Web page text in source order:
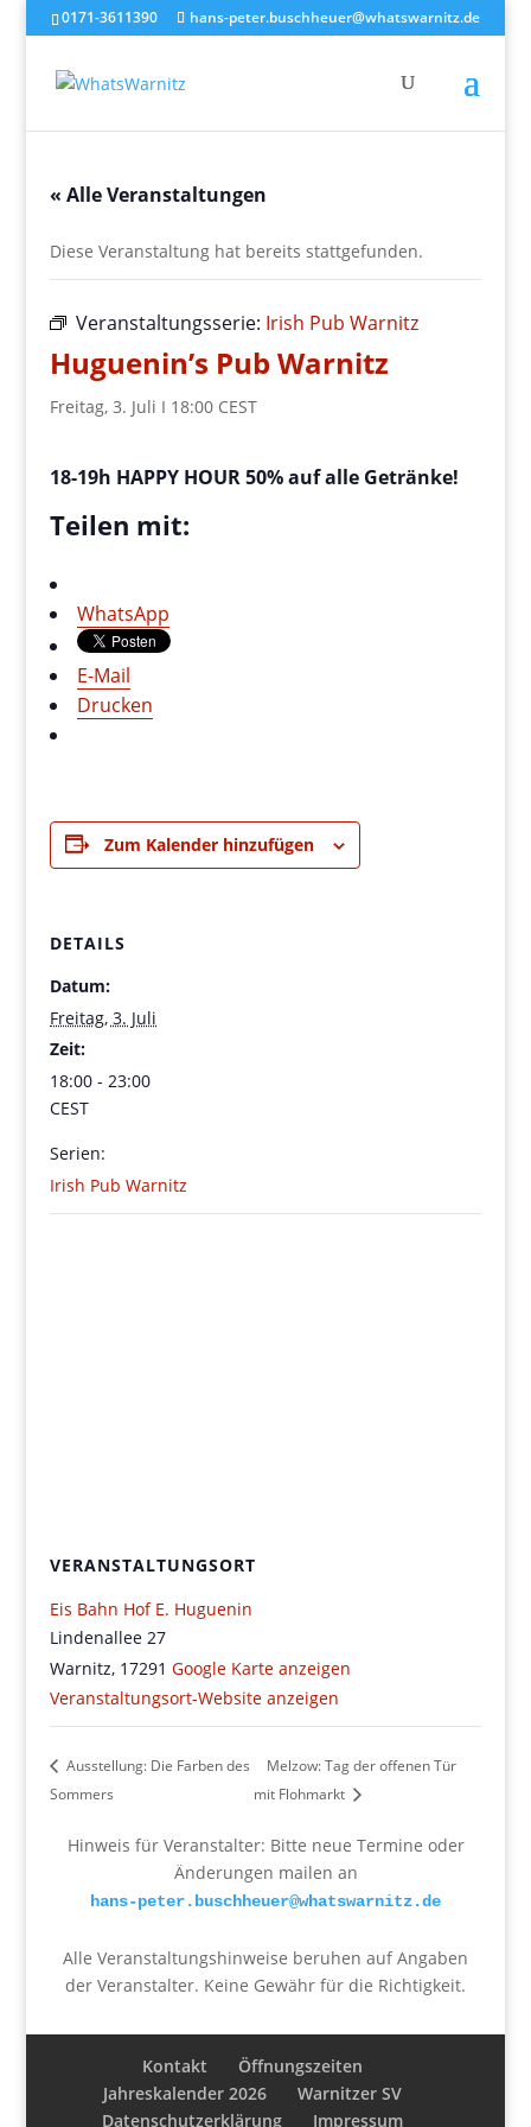
0171-3611390 hans-peter.buschheuer@whatswarnitz.de
« Alle Veranstaltungen
Diese Veranstaltung hat bereits stattgefunden.
Veranstaltungsserie: Irish Pub Warnitz
Huguenin’s Pub Warnitz
Freitag, 3. Juli I 18:00 CEST
18-19h HAPPY HOUR 50% auf alle Getränke!
Teilen mit:
WhatsApp
E-Mail
Drucken
Zum Kalender hinzufügen
DETAILS
Datum:
Freitag, 3. Juli
Zeit:
18:00 - 23:00
CEST
Serien:
Irish Pub Warnitz
VERANSTALTUNGSORT
Eis Bahn Hof E. Huguenin
Lindenallee 27
Warnitz, 17291 Google Karte anzeigen
Veranstaltungsort-Website anzeigen
Ausstellung: Die Farben des
Sommers
Melzow: Tag der offenen Tür
mit Flohmarkt
Hinweis für Veranstalter: Bitte neue Termine oder
Änderungen mailen an
hans-peter.buschheuer@whatswarnitz.de
Alle Veranstaltungshinweise beruhen auf Angaben
der Veranstalter. Keine Gewähr für die Richtigkeit.
Kontakt
Öffnungszeiten
Jahreskalender 2026
Warnitzer SV
Datenschutzerklärung
Impressum